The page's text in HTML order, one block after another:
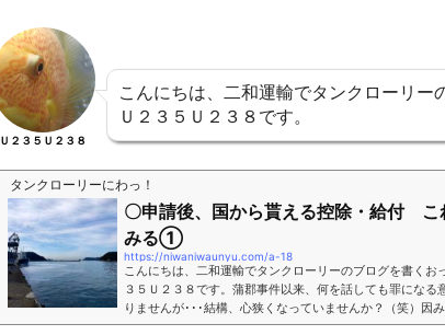
Ｕ２３５Ｕ２３８
こんにちは、二和運輸でタンクローリー
Ｕ２３５Ｕ２３８です。
タンクローリーにわっ！
〇申請後、国から貰える控除・給付 こ
みる①
https://niwaniwaunyu.com/a-18
こんにちは、二和運輸でタンクローリーのブログを書くお
３５Ｕ２３８です。蒲郡事件以来、何を話しても罪になる
りませんが･･･結構、心狭くなっていませんか？（笑）因
れ言う前に我慢することも必要ですからね。「私はかかっ